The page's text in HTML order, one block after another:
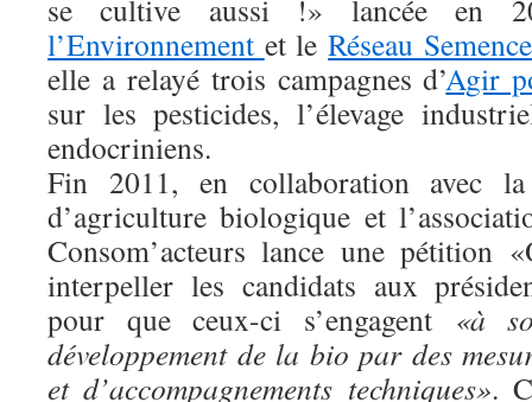
se cultive aussi !» lancée en
l’Environnement et leRéseau
elle a relayé trois campagnes d’Agir
sur les pesticides, l’élevage
endocriniens.
Fin 2011, en collaboration avec la
d’agriculture biologique et
Consom’acteurs lance une pétition
interpeller les candidats aux
pour que ceux-ci s’engagent «à
développement de la bio par des
et d’accompagnements techniques».